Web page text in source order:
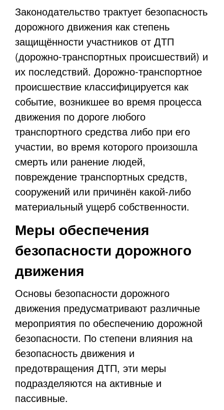
Законодательство трактует безопасность
дорожного движения как степень
защищённости участников от ДТП
(дорожно-транспортных происшествий) и
их последствий. Дорожно-транспортное
происшествие классифицируется как
событие, возникшее во время процесса
движения по дороге любого
транспортного средства либо при его
участии, во время которого произошла
смерть или ранение людей,
повреждение транспортных средств,
сооружений или причинён какой-либо
материальный ущерб собственности.
Меры обеспечения
безопасности дорожного
движения
Основы безопасности дорожного
движения предусматривают различные
мероприятия по обеспечению дорожной
безопасности. По степени влияния на
безопасность движения и
предотвращения ДТП, эти меры
подразделяются на активные и
пассивные.